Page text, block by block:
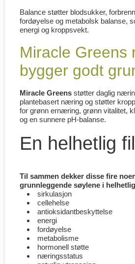
Balance støtter blodsukker,
fordøyelse og metabolsk balanse,
energi og kroppsvekt.
Miracle Greens
bygger godt
Miracle Greens støtter daglig
plantebasert næring og støtter
for grønn ernæring, grønn vitalitet,
og en sunnere pH-balanse.
En helhetlig
Til sammen dekker disse fire
grunnleggende søylene i
sirkulasjon
cellehelse
antioksidantbeskyttelse
energi
fordøyelse
metabolisme
hormonell støtte
næringsstatus